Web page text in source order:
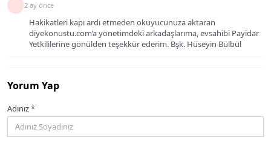
2 ay önce
Hakikatleri kapı ardı etmeden okuyucunuza aktaran
diyekonustu.com’a yönetimdeki arkadaşlarıma, evsahibi Payidar
Yetkililerine gönülden teşekkür ederim. Bşk. Hüseyin Bülbül
Yorum Yap
Adınız *